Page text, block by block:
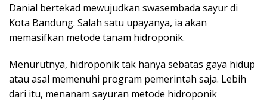
Danial bertekad mewujudkan swasembada sayur di
Kota Bandung. Salah satu upayanya, ia akan
memasifkan metode tanam hidroponik.
Menurutnya, hidroponik tak hanya sebatas gaya hidup
atau asal memenuhi program pemerintah saja. Lebih
dari itu, menanam sayuran metode hidroponik